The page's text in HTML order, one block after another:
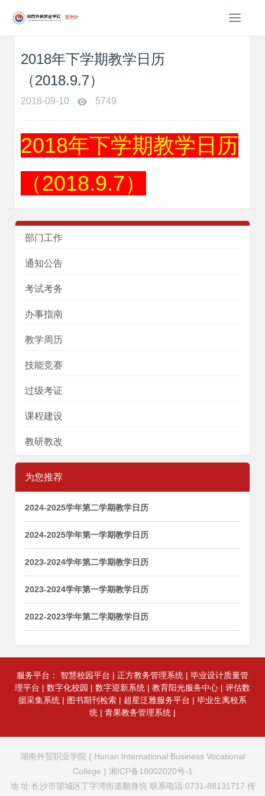
T
i
g
2018年下学期教学日历
（2018.9.7）
2018-09-10 5749
2018年下学期教学日历
（2018.9.7）
部门工作
通知公告
考试考务
办事指南
教学周历
技能竞赛
过级考证
课程建设
教研教改
为您推荐
2024-2025学年第二学期教学日历
2024-2025学年第一学期教学日历
2023-2024学年第二学期教学日历
2023-2024学年第一学期教学日历
2022-2023学年第二学期教学日历
服务平台： 智慧校园平台 | 正方教务管理系统 | 毕业设计质量管
理平台 | 数字化校园 | 数字迎新系统 | 教育阳光服务中心 | 评估数
据采集系统 | 图书期刊检索 | 超星泛雅服务平台 | 毕业生离校系
统 | 青果教务管理系统 |
湖南外贸职业学院 ( Hunan International Business Vocational
College ) 湘ICP备18002020号-1
地 址:长沙市望城区丁字湾街道翻身垸 联系电话:0731-88131717 传